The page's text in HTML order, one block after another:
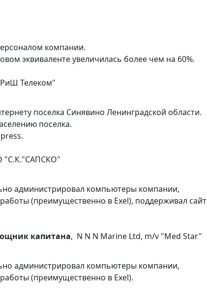
компании.
эквиваленте увеличилась более чем на 60%.
Телеком"
поселка Синявино Ленинградской области.
поселка.
"С.К."САПСКО"
администрировал компьютеры компании,
(преимущественно в Exel), поддерживал сайт
капитана, N N N Marine Ltd, m/v "Med Star"
администрировал компьютеры компании,
(преимущественно в Exel).